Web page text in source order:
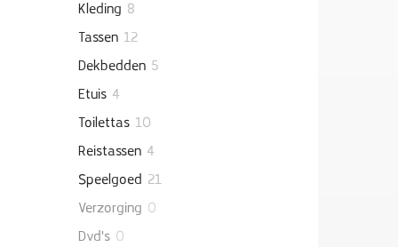
Kleding 8
Tassen 12
Dekbedden 5
Etuis 4
Toilettas 10
Reistassen 4
Speelgoed 21
Verzorging 0
Dvd's 0